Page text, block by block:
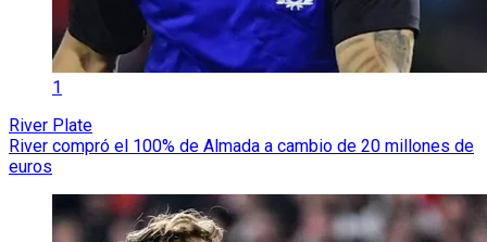
1
River Plate
River compró el 100% de Almada a cambio de 20 millones de
euros